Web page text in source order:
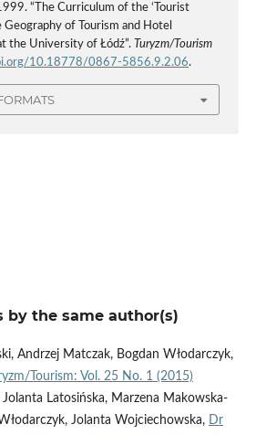
“The Curriculum of the ‘Tourist
Geography of Tourism and Hotel
the University of Łódź”. Turyzm/Tourism
10.18778/0867-5856.9.2.06.
by the same author(s)
Andrzej Matczak, Bogdan Włodarczyk,
Tourism: Vol. 25 No. 1 (2015)
Latosińska, Marzena Makowska-
Jolanta Wojciechowska, Dr